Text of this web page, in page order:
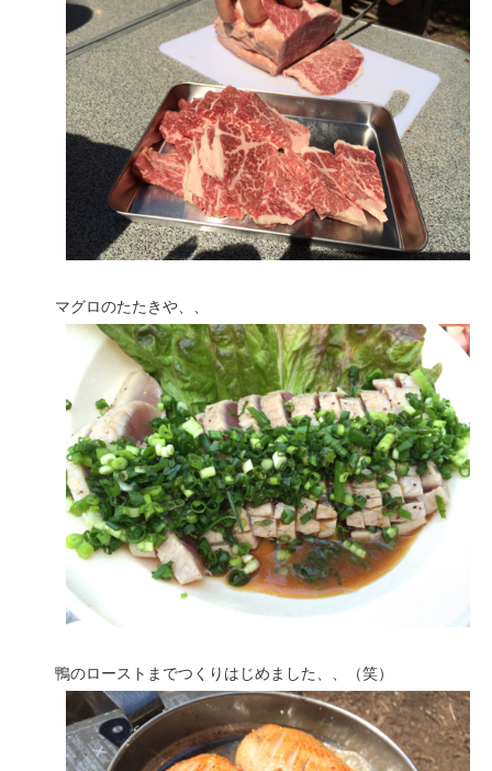
マグロのたたきや、、
鴨のローストまでつくりはじめました、、（笑）